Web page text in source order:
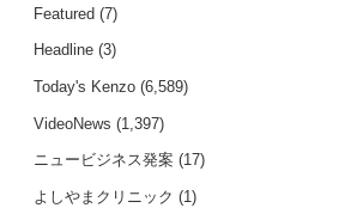
Featured (7)
Headline (3)
Today's Kenzo (6,589)
VideoNews (1,397)
ニュービジネス発案 (17)
よしやまクリニック (1)